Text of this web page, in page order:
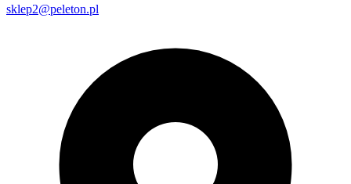
sklep2@peleton.pl